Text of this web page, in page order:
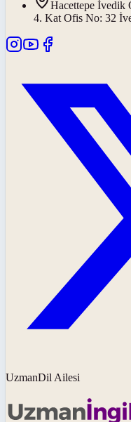
Hacettepe İvedik
4. Kat Ofis No: 32
UzmanDil Ailesi